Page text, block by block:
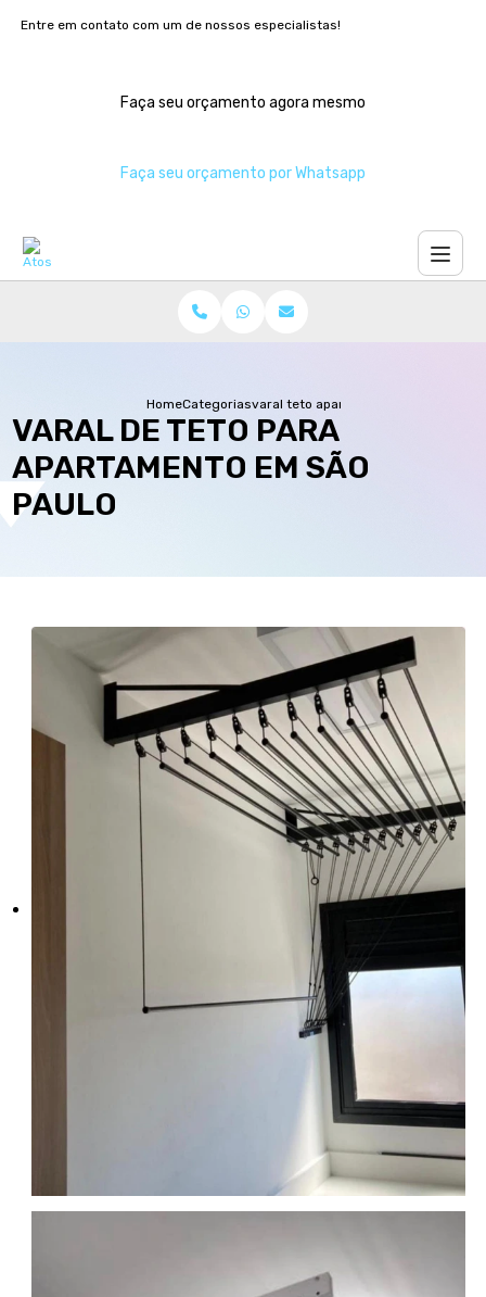
Entre em contato com um de nossos especialistas!
Faça seu orçamento agora mesmo
Faça seu orçamento por Whatsapp
HomeCategoriasvaral teto apartamento sao paulo
VARAL DE TETO PARA
APARTAMENTO EM SÃO
PAULO